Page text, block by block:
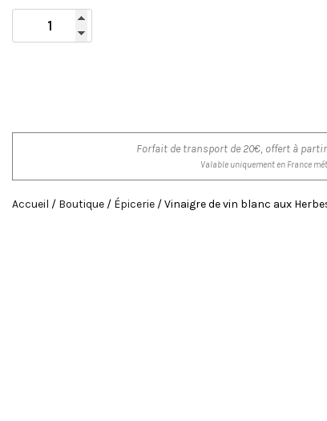
Forfait de transport de 20€, offert à
Valable uniquement en France
Accueil / Boutique / Épicerie / Vinaigre de vin blanc aux